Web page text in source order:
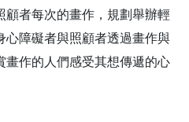
者每次的畫作，規劃舉辦輕
障礙者與照顧者透過畫作與
畫作的人們感受其想傳遞的心